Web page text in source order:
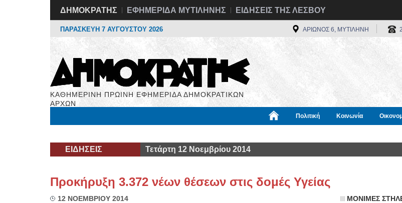
ΔΗΜΟΚΡΑΤΗΣ ΕΦΗΜΕΡΙΔΑ ΜΥΤΙΛΗΝΗΣ ΕΙΔΗΣΕΙΣ ΤΗΣ ΛΕΣΒΟΥ
ΠΑΡΑΣΚΕΥΗ 7 ΑΥΓΟΥΣΤΟΥ 2026 ΑΡΙΩΝΟΣ 6, ΜΥΤΙΛΗΝΗ
ΚΑΘΗΜΕΡΙΝΗ ΠΡΩΙΝΗ ΕΦΗΜΕΡΙΔΑ ΔΗΜΟΚΡΑΤΙΚΩΝ
ΑΡΧΩΝ
Πολιτική Κοινωνία
ΕΙΔΗΣΕΙΣ Τετάρτη 12 Νοεμβρίου 2014
Προκήρυξη 3.372 νέων θέσεων στις δομές Υγείας
12 ΝΟΕΜΒΡΙΟΥ 2014 ΜΟΝΙΜΕΣ